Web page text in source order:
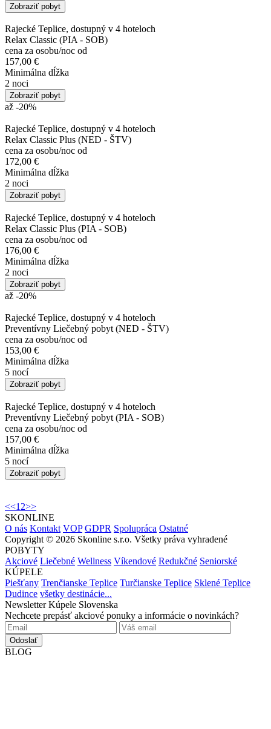
Zobraziť pobyt
Rajecké Teplice, dostupný v 4 hoteloch
Relax Classic (PIA - SOB)
cena za osobu/noc od
157,00 €
Minimálna dĺžka
2 noci
Zobraziť pobyt
až -20%
Rajecké Teplice, dostupný v 4 hoteloch
Relax Classic Plus (NED - ŠTV)
cena za osobu/noc od
172,00 €
Minimálna dĺžka
2 noci
Zobraziť pobyt
Rajecké Teplice, dostupný v 4 hoteloch
Relax Classic Plus (PIA - SOB)
cena za osobu/noc od
176,00 €
Minimálna dĺžka
2 noci
Zobraziť pobyt
až -20%
Rajecké Teplice, dostupný v 4 hoteloch
Preventívny Liečebný pobyt (NED - ŠTV)
cena za osobu/noc od
153,00 €
Minimálna dĺžka
5 nocí
Zobraziť pobyt
Rajecké Teplice, dostupný v 4 hoteloch
Preventívny Liečebný pobyt (PIA - SOB)
cena za osobu/noc od
157,00 €
Minimálna dĺžka
5 nocí
Zobraziť pobyt
<<1 2>>
SKONLINE
O nás Kontakt VOP GDPR Spolupráca Ostatné
Copyright © 2026 Skonline s.r.o. Všetky práva vyhradené
POBYTY
Akciové Liečebné Wellness Víkendové Redukčné Seniorské
KÚPELE
Piešťany Trenčianske Teplice Turčianske Teplice Sklené Teplice
Dudince všetky destinácie...
Newsletter Kúpele Slovenska
Nechcete prepásť akciové ponuky a informácie o novinkách?
Odoslať
BLOG